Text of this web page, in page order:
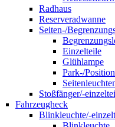
Radhaus
Reserveradwanne
Seiten-/
Einzelteile
Glühlampe
Park-/
Stoßfänger/-
Fahrzeugheck
Blinkleuchte/-